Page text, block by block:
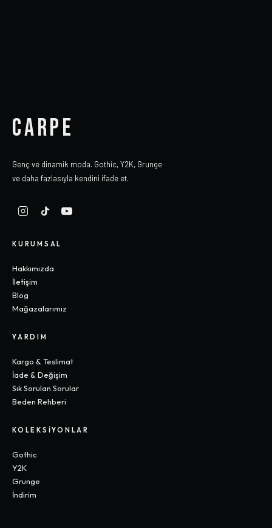
CARPE
Genç ve dinamik moda. Gothic, Y2K, Grunge
ve daha fazlasıyla kendini ifade et.
KURUMSAL
Hakkımızda
İletişim
Blog
Mağazalarımız
YARDIM
Kargo & Teslimat
İade & Değişim
Sık Sorulan Sorular
Beden Rehberi
KOLEKSIYONLAR
Gothic
Y2K
Grunge
İndirim